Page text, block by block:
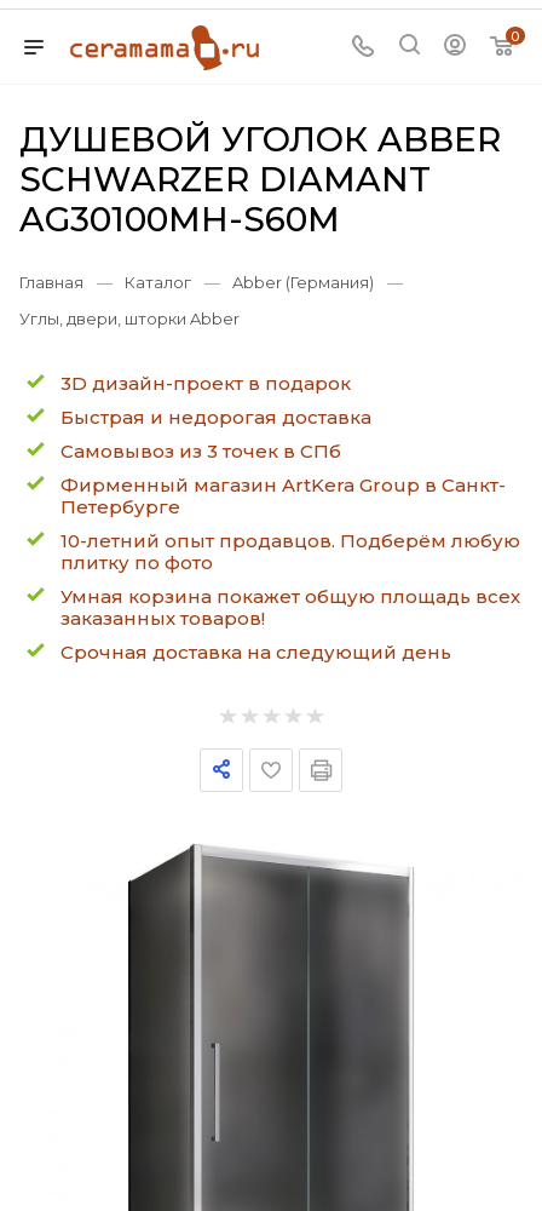
0
ДУШЕВОЙ УГОЛОК ABBER
SCHWARZER DIAMANT
AG30100MH-S60M
Главная — Каталог — Abber (Германия)
—
Углы, двери, шторки Abber
3D дизайн-проект в подарок
Быстрая и недорогая доставка
Самовывоз из 3 точек в СПб
Фирменный магазин ArtKera Group в Санкт-
Петербурге
10-летний опыт продавцов. Подберём любую
плитку по фото
Умная корзина покажет общую площадь всех
заказанных товаров!
Срочная доставка на следующий день